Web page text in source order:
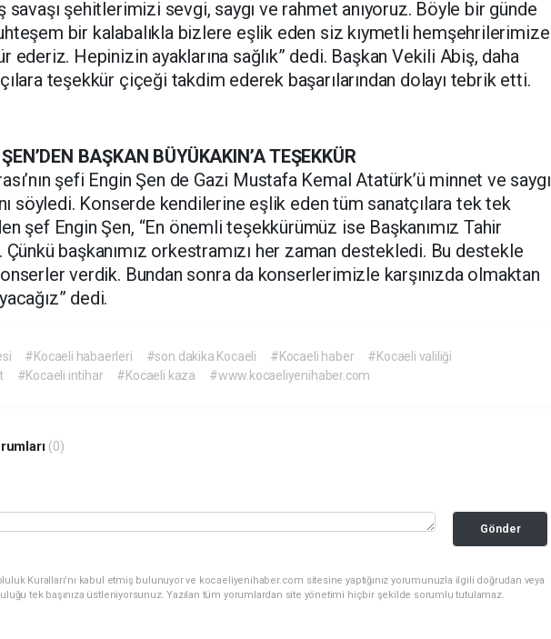
savaşı şehitlerimizi sevgi, saygı ve rahmet anıyoruz. Böyle bir günde
bir kalabalıkla bizlere eşlik eden siz kıymetli hemşehrilerimize
ederiz. Hepinizin ayaklarına sağlık” dedi. Başkan Vekili Abiş, daha
teşekkür çiçeği takdim ederek başarılarından dolayı tebrik etti.
BAŞKAN BÜYÜKAKIN’A TEŞEKKÜR
şefi Engin Şen de Gazi Mustafa Kemal Atatürk’ü minnet ve saygı
söyledi. Konserde kendilerine eşlik eden tüm sanatçılara tek tek
şef Engin Şen, “En önemli teşekkürümüz ise Başkanımız Tahir
Çünkü başkanımız orkestramızı her zaman destekledi. Bu destekle
verdik. Bundan sonra da konserlerimizle karşınızda olmaktan
dedi.
#Kocaeli habaerleri #son dakika Kocaeli #Kocaeli haber
#Kocaeli valiliği
#Kocaeli intihar #Kocaeli kaza #www.kocaeliyenihaber.com
(0)
Gönder
Kuralları’nı kabul etmiş bulunuyor ve kocaeliyenihaber.com sitesine yaptığınız yorumunuzla ilgili doğrudan veya
tek başınıza üstleniyorsunuz. Yazılan tüm yorumlardan site yönetimi hiçbir şekilde sorumlu tutulamaz.